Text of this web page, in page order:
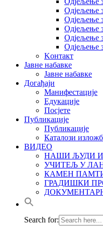
Одјељење
Одјељење
Одјељење
Одјељење
Одјељење
Kонтакт
Јавне набавке
Јавне набавке
Догађаји
Манифестације
Едукације
Посјете
Публикације
Публикације
Каталози
ВИДЕО
НАШИ ЉУДИ И
УЧИТЕЉ У
КАМЕН
ГРАДИШКИ
Search for: